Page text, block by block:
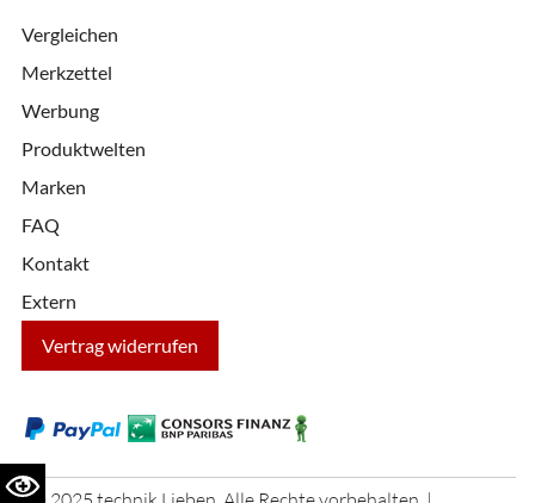
Vergleichen
Merkzettel
Werbung
Produktwelten
Marken
FAQ
Kontakt
Extern
Vertrag widerrufen